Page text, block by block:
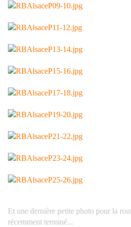
Et une dernière petite photo pour la
récemment terminé...